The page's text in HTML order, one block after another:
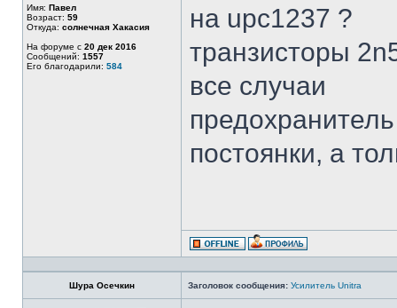
Имя: Павел
Возраст: 59
Откуда: солнечная Хакасия
На форуме с 20 дек 2016
Сообщений: 1557
Его благодарили: 584
на upc1237 ?
транзисторы
все случаи
постоянки, а
Шура Осечкин Заголовок сообщения: Усилитель Unitra